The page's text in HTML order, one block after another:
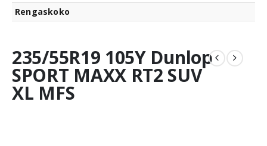
Rengaskoko
235/55R19 105Y Dunlop
SPORT MAXX RT2 SUV
XL MFS